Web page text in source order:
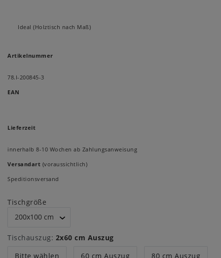
Ideal (Holztisch nach Maß)
Artikelnummer
78.I-200845-3
EAN
Lieferzeit
innerhalb 8-10 Wochen ab Zahlungsanweisung
Versandart (voraussichtlich)
Speditionsversand
Tischgröße
Tischauszug: 2x60 cm Auszug
Bitte wählen
60 cm Auszug 80 cm Auszug